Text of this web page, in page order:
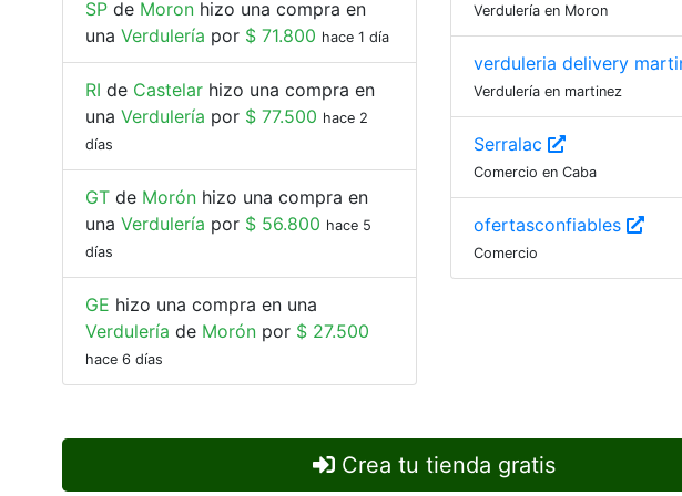
SP de Moron hizo una compra en
una Verdulería por $ 71.800 hace 1 día
RI de Castelar hizo una compra en
una Verdulería por $ 77.500 hace 2
días
GT de Morón hizo una compra en
una Verdulería por $ 56.800 hace 5
días
GE hizo una compra en una
Verdulería de Morón por $ 27.500
hace 6 días
Verdulería en Moron
verduleria delivery
Verdulería en martinez
Serralac
Comercio en Caba
ofertasconfiables
Comercio
Crea tu tienda gratis